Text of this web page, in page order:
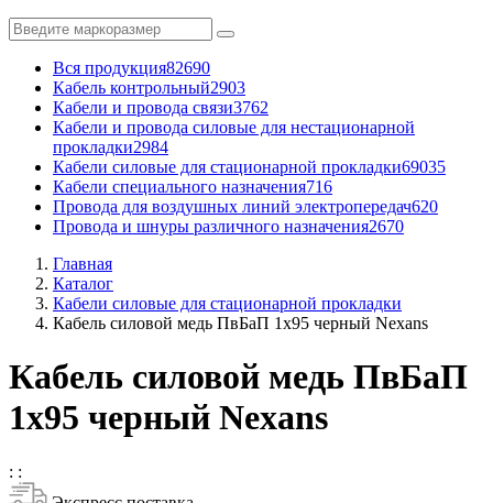
Вся продукция82690
Кабель контрольный2903
Кабели и провода связи3762
Кабели и провода силовые для нестационарной
прокладки2984
Кабели силовые для стационарной прокладки69035
Кабели специального назначения716
Провода для воздушных линий электропередач620
Провода и шнуры различного назначения2670
Главная
Каталог
Кабели силовые для стационарной прокладки
Кабель силовой медь ПвБаП 1x95 черный Nexans
Кабель силовой медь ПвБаП
1x95 черный Nexans
: :